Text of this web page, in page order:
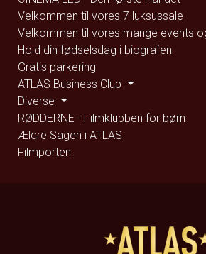
Velkommen til vores 7 luksussale
Velkommen til vores mange events
Hold din fødselsdag i biografen
Gratis parkering
ATLAS Business Club
Diverse
RØDDERNE - Filmklubben for børn
Ældre Sagen i ATLAS
Filmporten